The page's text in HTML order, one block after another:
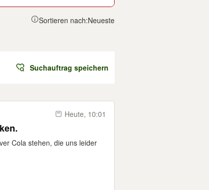
Sortieren nach:Neueste
Suchauftrag speichern
Heute, 10:01
Cola stehen, die uns leider